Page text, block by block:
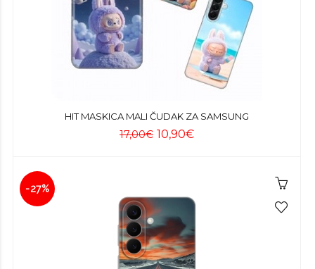
HIT MASKICA MALI ČUDAK ZA SAMSUNG
17,00€ 10,90€
-27%